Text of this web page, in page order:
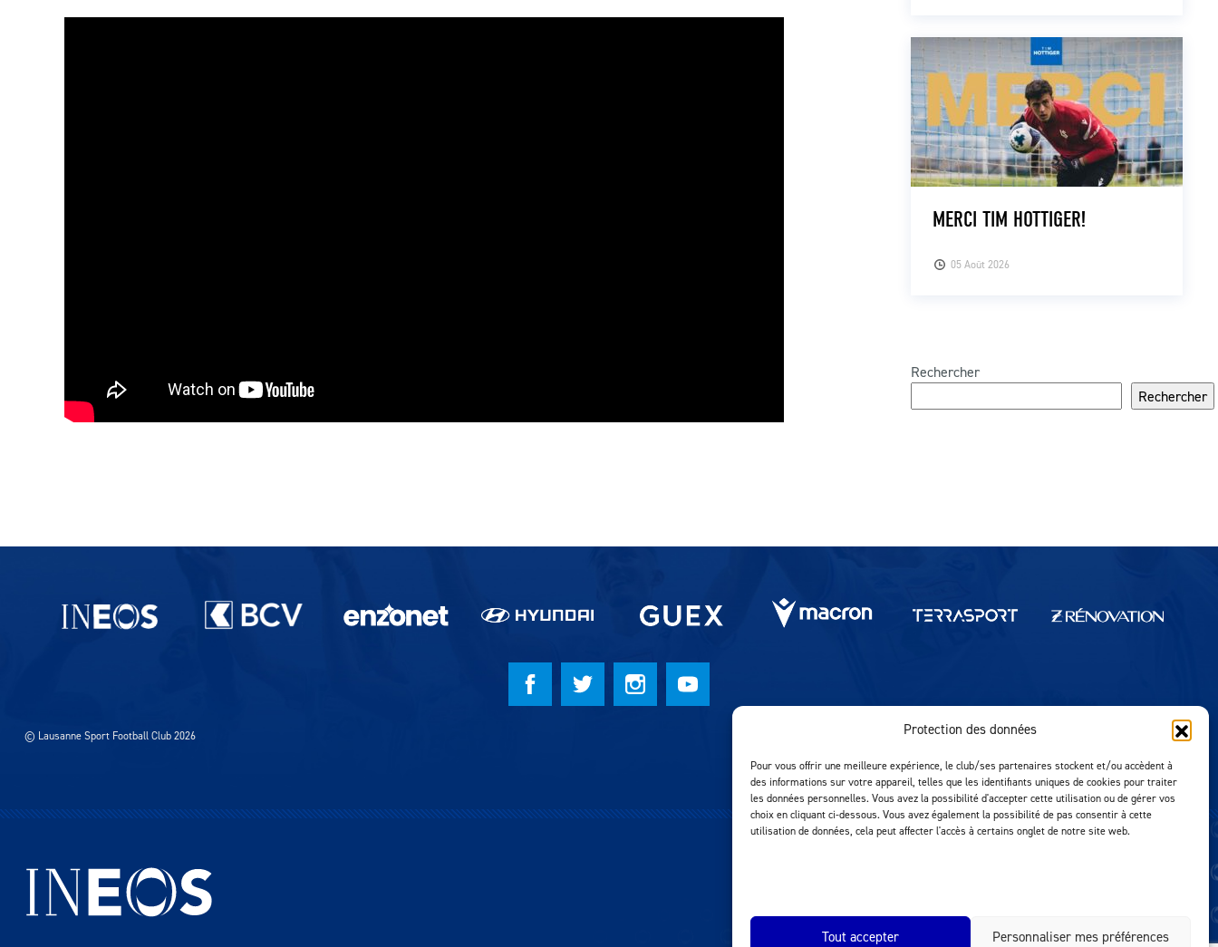
Protection des données
Pour vous offrir une meilleure expérience, le club/ses partenaires stockent et/ou accèdent à
des informations sur votre appareil, telles que les identifiants uniques de cookies pour traiter
les données personnelles. Vous avez la possibilité d'accepter cette utilisation ou de gérer vos
choix en cliquant ci-dessous. Vous avez également la possibilité de pas consentir à cette
utilisation de données, cela peut affecter l'accès à certains onglet de notre site web.
Tout accepter Personnaliser mes préférences
05 Août 2026
MERCI TIM HOTTIGER!
Rechercher
Rechercher
Partenaires du lausanne-Sport
© Lausanne Sport Football Club 2026